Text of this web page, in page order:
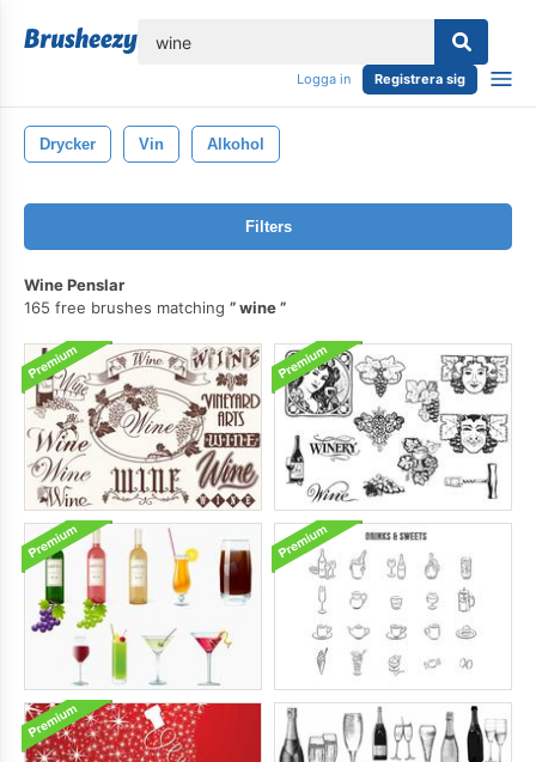
Logga in Registrera sig
Drycker Vin Alkohol
Filters
Wine Penslar
165 free brushes matching
wine